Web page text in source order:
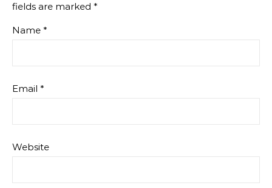
fields are marked *
Name *
Email *
Website